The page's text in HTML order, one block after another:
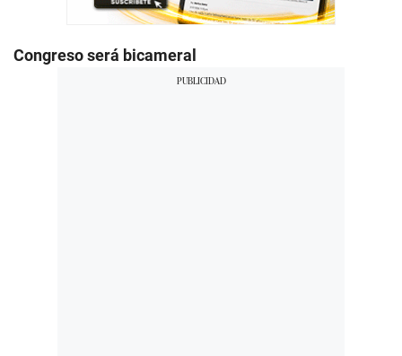
Congreso será bicameral